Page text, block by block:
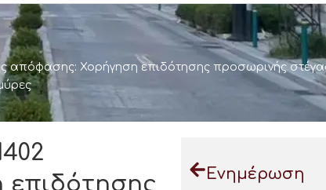
απόφασης: Χορήγηση επιδότησης προσωρινής
Ενημέρωση